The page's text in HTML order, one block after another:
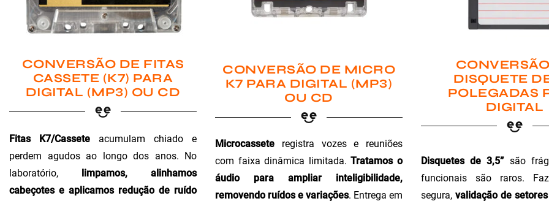
CONVERSÃO DE FITAS
CASSETE (K7) PARA
DIGITAL (MP3) OU CD
Fitas K7/Cassete acumulam chiado e
perdem agudos ao longo dos anos. No
laboratório, limpamos, alinhamos
cabeçotes e aplicamos redução de ruído
CONVERSÃO DE MICRO
K7 PARA DIGITAL (MP3)
OU CD
Microcassete registra vozes e reuniões
com faixa dinâmica limitada.Tratamos o
áudio para ampliar inteligibilidade,
removendo ruídos e variações. Entrega em
DISQUETE
POLEGADAS
DIGITAL
Disquetes de 3,5”são
funcionais são raros.
segura, validação de